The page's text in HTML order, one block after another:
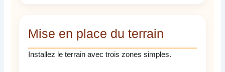
Mise en place du terrain
Installez le terrain avec trois zones simples.